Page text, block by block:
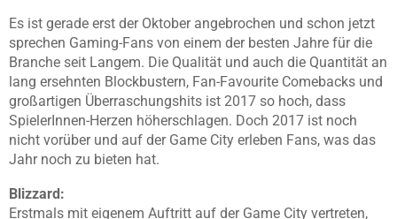
Es ist gerade erst der Oktober angebrochen und schon jetzt
sprechen Gaming-Fans von einem der besten Jahre für die
Branche seit Langem. Die Qualität und auch die Quantität an
lang ersehnten Blockbustern, Fan-Favourite Comebacks und
großartigen Überraschungshits ist 2017 so hoch, dass
SpielerInnen-Herzen höherschlagen. Doch 2017 ist noch
nicht vorüber und auf der Game City erleben Fans, was das
Jahr noch zu bieten hat.
Blizzard:
Erstmals mit eigenem Auftritt auf der Game City vertreten,